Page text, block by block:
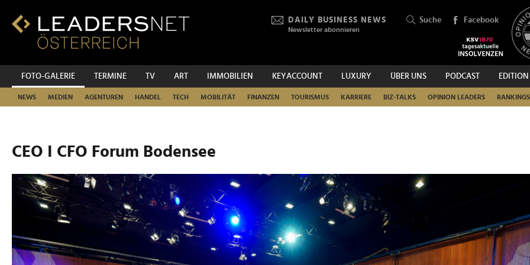
Inhalt
Fußzeilen-
Hauptnavigation
DAILY BUSINESS NEWS
Newsletter abonnieren
Suche Facebook
FOTO-GALERIE TERMINE TV ART IMMOBILIEN KEYACCOUNT LUXURY ÜBER UNS PODCAST EDITION
NEWS MEDIEN AGENTUREN HANDEL TECH MOBILITÄT FINANZEN TOURISMUS KARRIERE BIZ-TALKS OPINION LEADERS RANKINGS
SUCHEN
CEO I CFO Forum Bodensee